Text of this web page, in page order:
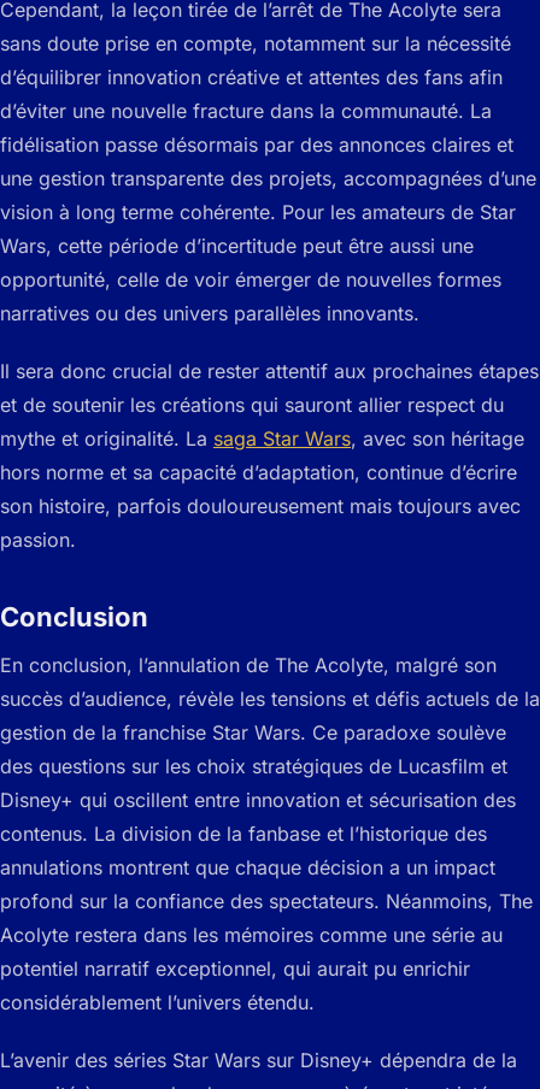
Cependant, la leçon tirée de l’arrêt de The Acolyte sera
sans doute prise en compte, notamment sur la nécessité
d’équilibrer innovation créative et attentes des fans afin
d’éviter une nouvelle fracture dans la communauté. La
fidélisation passe désormais par des annonces claires et
une gestion transparente des projets, accompagnées d’une
vision à long terme cohérente. Pour les amateurs de Star
Wars, cette période d’incertitude peut être aussi une
opportunité, celle de voir émerger de nouvelles formes
narratives ou des univers parallèles innovants.
Il sera donc crucial de rester attentif aux prochaines étapes
et de soutenir les créations qui sauront allier respect du
mythe et originalité. La saga Star Wars, avec son héritage
hors norme et sa capacité d’adaptation, continue d’écrire
son histoire, parfois douloureusement mais toujours avec
passion.
Conclusion
En conclusion, l’annulation de The Acolyte, malgré son
succès d’audience, révèle les tensions et défis actuels de la
gestion de la franchise Star Wars. Ce paradoxe soulève
des questions sur les choix stratégiques de Lucasfilm et
Disney+ qui oscillent entre innovation et sécurisation des
contenus. La division de la fanbase et l’historique des
annulations montrent que chaque décision a un impact
profond sur la confiance des spectateurs. Néanmoins, The
Acolyte restera dans les mémoires comme une série au
potentiel narratif exceptionnel, qui aurait pu enrichir
considérablement l’univers étendu.
L’avenir des séries Star Wars sur Disney+ dépendra de la